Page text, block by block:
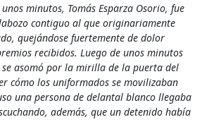
minutos, Tomás Esparza Osorio, fue
contiguo al que originariamente
quejándose fuertemente de dolor
recibidos. Luego de unos minutos
se asomó por la mirilla de la puerta del
cómo los uniformados se movilizaban
una persona de delantal blanco llegaba
además, que un detenido habí­a